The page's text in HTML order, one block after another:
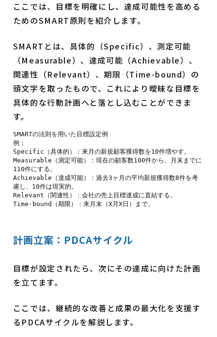
ここでは、目標を明確にし、達成可能性を高める
ためのSMART原則を紹介します。
SMARTとは、具体的（Specific）、測定可能
（Measurable）、達成可能（Achievable）、
関連性（Relevant）、期限（Time-bound）の
頭文字を取ったもので、これにより曖昧な目標を
具体的な行動計画へと落とし込むことができま
す。
SMARTの法則を用いた目標設定例
例：
Specific（具体的）：来月の新規顧客獲得数を10件増やす。
Measurable（測定可能）：現在の顧客数100件から、月末までに
110件にする。
Achievable（達成可能）：過去3ヶ月の平均新規獲得数8件を考
慮し、10件は現実的。
Relevant（関連性）：会社の売上目標達成に直結する。
計画立案：PDCAサイクル
目標が設定されたら、次にその達成に向けた計画
を立てます。
ここでは、継続的な改善と成果の最大化を支援す
るPDCAサイクルを解説します。